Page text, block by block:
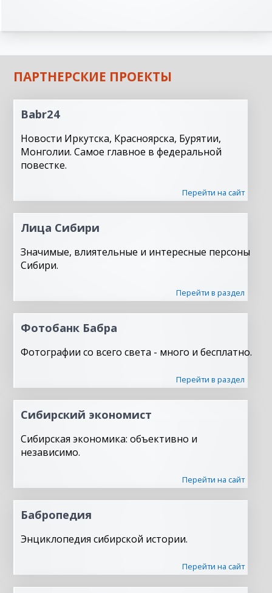
ПАРТНЕРСКИЕ ПРОЕКТЫ
Babr24
Новости Иркутска, Красноярска, Бурятии,
Монголии. Самое главное в федеральной
повестке.
Перейти на сайт
Лица Сибири
Значимые, влиятельные и интересные персоны
Сибири.
Перейти в раздел
Фотобанк Бабра
Фотографии со всего света - много и бесплатно.
Перейти в раздел
Сибирский экономист
Сибирская экономика: объективно и
независимо.
Перейти на сайт
Бабропедия
Энциклопедия сибирской истории.
Перейти на сайт